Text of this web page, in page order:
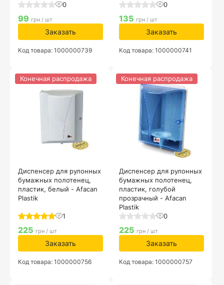
0
99 грн / шт
Заказать
Код товара: 1000000739
0
135 грн / шт
Заказать
Код товара: 1000000741
Диспенсер для рулонных
бумажных полотенец,
пластик, белый - Afacan
Plastik
1
Конечная распродажа
225 грн / шт
Заказать
Код товара: 1000000756
Диспенсер для рулонных
бумажных полотенец,
пластик, голубой
прозрачный - Afacan
Plastik
0
Конечная распродажа
225 грн / шт
Заказать
Код товара: 1000000757